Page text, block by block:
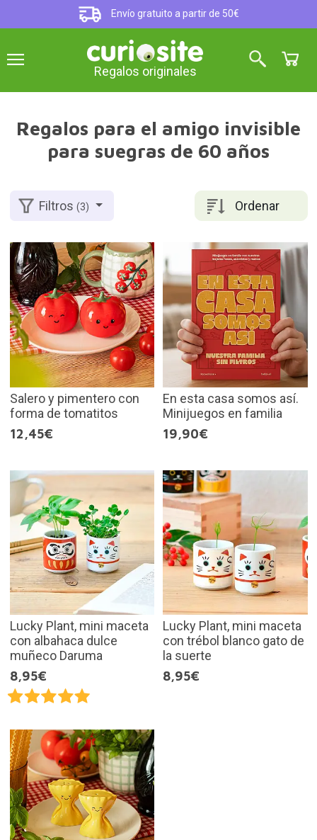
Envío gratuito a partir de 50€
Regalos originales
Regalos para el amigo invisible
para suegras de 60 años
Ordenar
Filtros(3)
Salero y pimentero con
forma de tomatitos
12,45€
En esta casa somos así.
Minijuegos en familia
19,90€
Lucky Plant, mini maceta
con albahaca dulce
muñeco Daruma
8,95€
Lucky Plant, mini maceta
con trébol blanco gato de
la suerte
8,95€